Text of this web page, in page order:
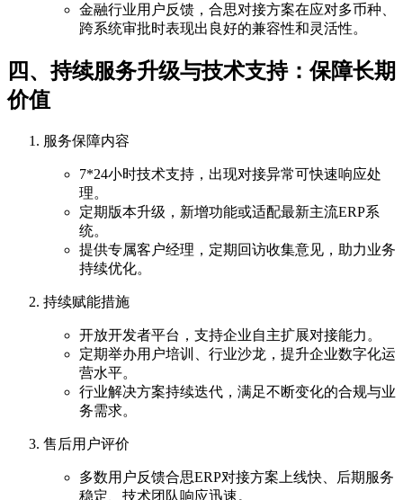
金融行业用户反馈，合思对接方案在应对多币种、
跨系统审批时表现出良好的兼容性和灵活性。
四、持续服务升级与技术支持：保障长期
价值
服务保障内容
7*24小时技术支持，出现对接异常可快速响应处
理。
定期版本升级，新增功能或适配最新主流ERP系
统。
提供专属客户经理，定期回访收集意见，助力业务
持续优化。
持续赋能措施
开放开发者平台，支持企业自主扩展对接能力。
定期举办用户培训、行业沙龙，提升企业数字化运
营水平。
行业解决方案持续迭代，满足不断变化的合规与业
务需求。
售后用户评价
多数用户反馈合思ERP对接方案上线快、后期服务
稳定、技术团队响应迅速。